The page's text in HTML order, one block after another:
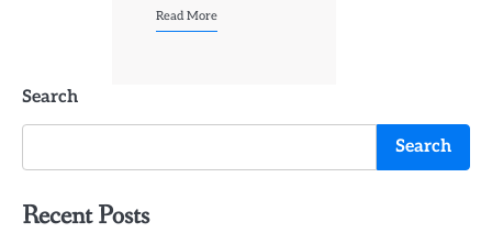
Read More
Search
Search
Recent Posts